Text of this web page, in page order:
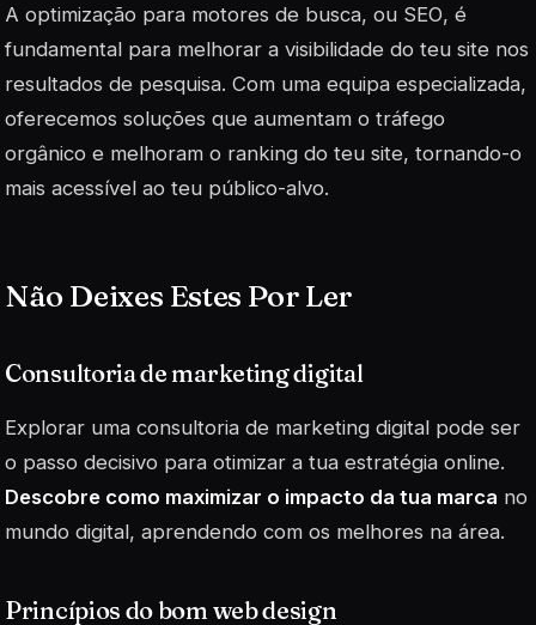
A optimização para motores de busca, ou SEO, é
fundamental para melhorar a visibilidade do teu site nos
resultados de pesquisa. Com uma equipa especializada,
oferecemos soluções que aumentam o tráfego
orgânico e melhoram o ranking do teu site, tornando-o
mais acessível ao teu público-alvo.
Não Deixes Estes Por Ler
Consultoria de marketing digital
Explorar uma consultoria de marketing digital pode ser
o passo decisivo para otimizar a tua estratégia online.
Descobre como maximizar o impacto da tua marca no
mundo digital, aprendendo com os melhores na área.
Princípios do bom web design